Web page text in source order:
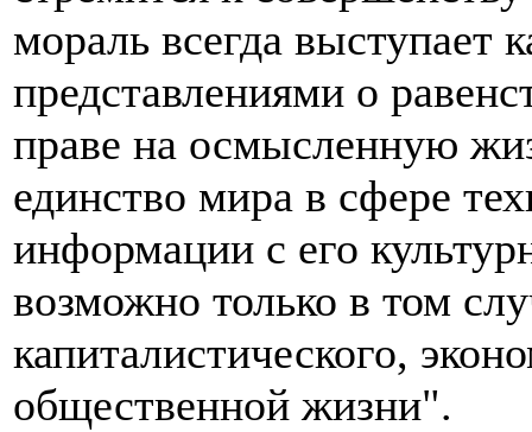
мораль всегда выступает
представлениями о
праве на осмысленную
единство мира в сфере
информации с его
возможно только в том
капиталистического,
общественной жизни".